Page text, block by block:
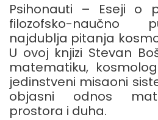
Psihonauti – Eseji o
filozofsko-naučno
najdublja pitanja
U ovoj knjizi Stevan
matematiku,
jedinstveni misaoni
objasni odnos
prostora i duha.